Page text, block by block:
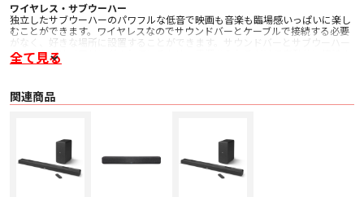
ワイヤレス・サブウーハー
独立したサブウーハーのパワフルな低音で映画も音楽も臨場感いっぱいに楽し
むことができます。ワイヤレスなのでサウンドバーとケーブルで接続する必要
がなく、好きな場所に設置することができます。サウンドバーとサブウーハー
はあらかじめペアリングされているため、電源を入れるだけで自動的に接続さ
れ、設定不要ですぐに使うことができます。
DHT-S316 は、Dolby Digital、DTS、AAC のサラウンド音声のデコードに対
ナイトモード
夜間など音量を控えめにして視聴する際に最適な「ナイトモード」を搭載。大
きな音と小さな音の音量差を圧縮し、音量を下げた時でも小さな音が聞き取り
全て見る
関連商品